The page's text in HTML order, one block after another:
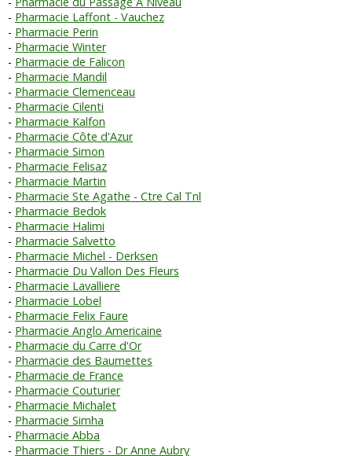
Pharmacie Laffont - Vauchez
Pharmacie Perin
Pharmacie Winter
Pharmacie de Falicon
Pharmacie Mandil
Pharmacie Clemenceau
Pharmacie Cilenti
Pharmacie Kalfon
Pharmacie Côte d'Azur
Pharmacie Simon
Pharmacie Felisaz
Pharmacie Martin
Pharmacie Ste Agathe - Ctre Cal Tnl
Pharmacie Bedok
Pharmacie Halimi
Pharmacie Salvetto
Pharmacie Michel - Derksen
Pharmacie Du Vallon Des Fleurs
Pharmacie Lavalliere
Pharmacie Lobel
Pharmacie Felix Faure
Pharmacie Anglo Americaine
Pharmacie du Carre d'Or
Pharmacie des Baumettes
Pharmacie de France
Pharmacie Couturier
Pharmacie Michalet
Pharmacie Simha
Pharmacie Abba
Pharmacie Thiers - Dr Anne Aubry